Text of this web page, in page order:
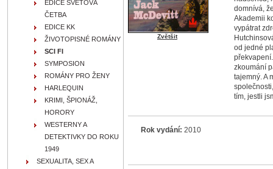
Zvětšit
domnívá,
Akademii
vypátrat
od jedné
zkoumání
tajemný. A
tím, jestli
Rok vydání: 2010
EDICE SVĚTOVÁ
ČETBA
EDICE KK
ŽIVOTOPISNÉ ROMÁNY
SCI FI
SYMPOSION
ROMÁNY PRO ŽENY
HARLEQUIN
KRIMI, ŠPIONÁŽ,
HORORY
WESTERNY A
DETEKTIVKY DO ROKU
1949
SEXUALITA, SEX A